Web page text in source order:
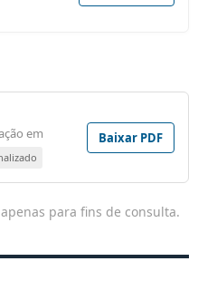
em
Baixar PDF
para fins de consulta.